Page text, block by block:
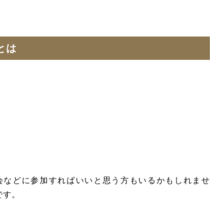
は
どに参加すればいいと思う方もいるかもしれませ
。